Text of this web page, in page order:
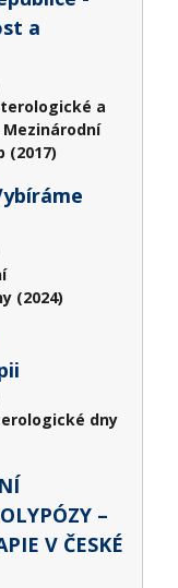
a
a
(2017)
(2024)
dny
–
V ČESKÉ